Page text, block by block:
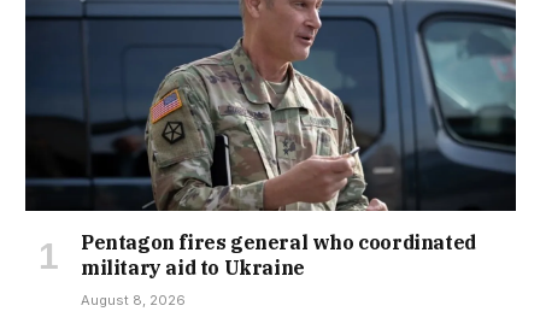
Pentagon fires general who coordinated
military aid to Ukraine
August 8, 2026